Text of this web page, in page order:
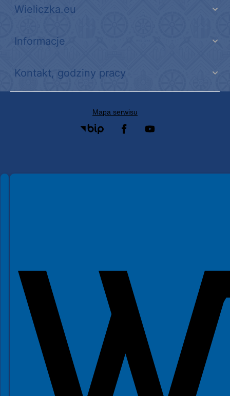
Wieliczka.eu
Informacje
Kontakt, godziny pracy
Mapa serwisu
Spełniamy standardy WCAG 2.2
Spełniamy standardy W3C